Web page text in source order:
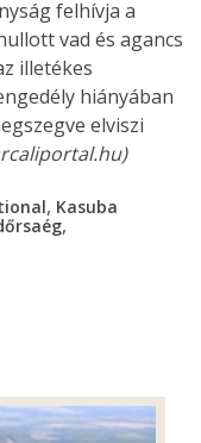
felhívja a
vad és agancs
illetékes
hiányában
elviszi
, Kasuba
,